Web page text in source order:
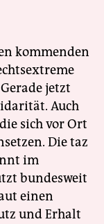
kommenden
jetzt
Auch
sich vor Ort
Die taz
im
bundesweit
einen
und Erhalt